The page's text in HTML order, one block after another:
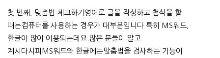
첫 번째, 맞춤법 체크하기영어로 글을 작성하고 첨삭을 할
때는컴퓨터를 사용하는 경우가 대부분입니다.특히 MS워드,
한글이 많이 이용되는데요.많은 분들이 알고
계시다시피MS워드와 한글에는맞춤법을 검사하는 기능이